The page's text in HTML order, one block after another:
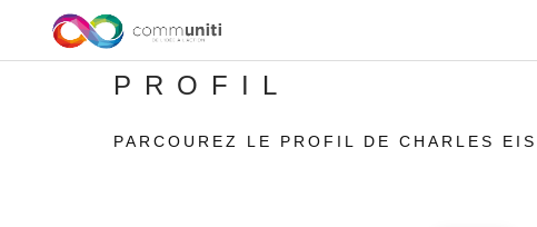
PROFIL
PARCOUREZ LE PROFIL DE CHARLES